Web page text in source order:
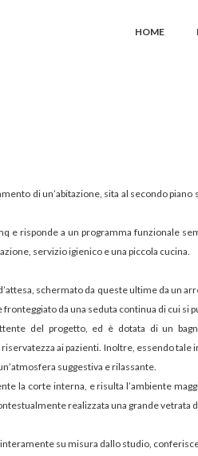
HOME
di un’abitazione, sita al secondo
e risponde a un programma funzionale
servizio igienico e una piccola cucina.
schermato da queste ultime da un
da una seduta continua di cui
del progetto, ed è dotata di un
ai pazienti. Inoltre, essendo tale
suggestiva e rilassante.
la corte interna, e risulta l’ambiente
realizzata una grande
su misura dallo studio,